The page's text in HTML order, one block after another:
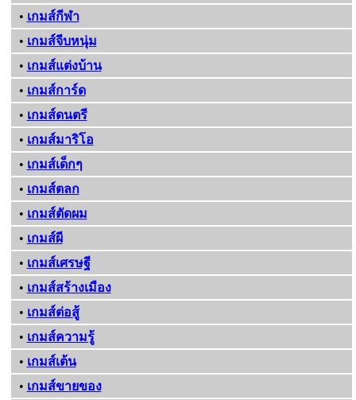
• เกมส์กีฬา
• เกมส์จีบหนุ่ม
• เกมส์แต่งบ้าน
• เกมส์การ์ด
• เกมส์ดนตรี
• เกมส์มาริโอ
• เกมส์เด็กๆ
• เกมส์ตลก
• เกมส์ตัดผม
• เกมส์ผี
• เกมส์เศรษฐี
• เกมส์สร้างเมือง
• เกมส์ต่อสู้
• เกมส์ความรู้
• เกมส์เต้น
• เกมส์ขายของ